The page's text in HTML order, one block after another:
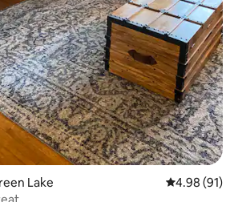
Lake Calificación
4.98 (91)